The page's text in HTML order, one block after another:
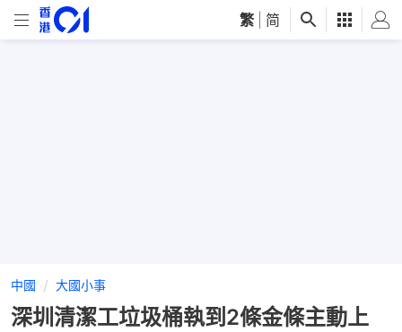
繁 简
中國 大國小事
深圳清潔工垃圾桶執到2條金條主動上